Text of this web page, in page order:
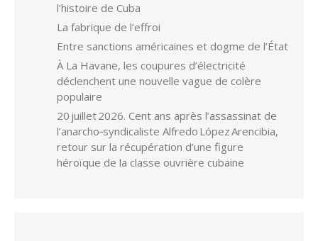
l’histoire de Cuba
La fabrique de l’effroi
Entre sanctions américaines et dogme de l’État
À La Havane, les coupures d’électricité
déclenchent une nouvelle vague de colère
populaire
20 juillet 2026. Cent ans après l’assassinat de
l’anarcho‑syndicaliste Alfredo López Arencibia,
retour sur la récupération d’une figure
héroïque de la classe ouvrière cubaine